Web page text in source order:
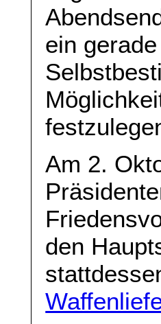
ein
Am 2.
den